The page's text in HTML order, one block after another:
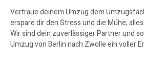
Vertraue deinem Umzug dem
erspare dir den Stress und die Mühe,
Wir sind dein zuverlässiger Partner und
Umzug von Berlin nach Zwolle ein voller